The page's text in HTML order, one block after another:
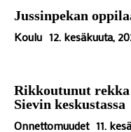
Jussinpekan
Koulu 12. kesäkuuta,
Rikkoutunut
Sievin keskustassa
Onnettomuudet 11.